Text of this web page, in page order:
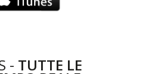
- TUTTE LE